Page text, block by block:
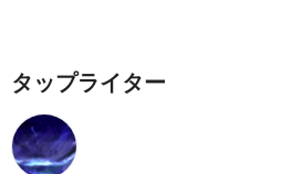
タップライター